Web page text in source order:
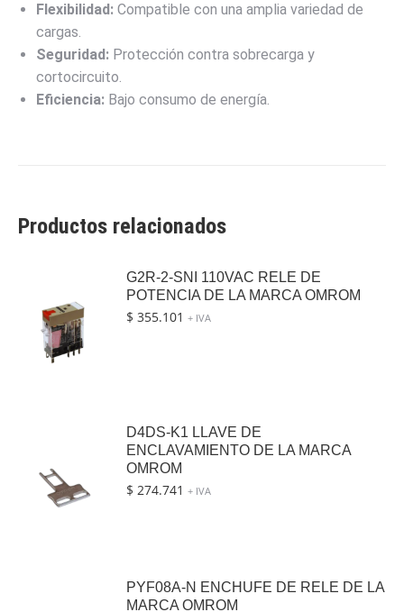
Flexibilidad: Compatible con una amplia variedad de
cargas.
Seguridad: Protección contra sobrecarga y
cortocircuito.
Eficiencia: Bajo consumo de energía.
Productos relacionados
G2R-2-SNI 110VAC RELE DE
POTENCIA DE LA MARCA OMROM
$ 355.101 + IVA
D4DS-K1 LLAVE DE
ENCLAVAMIENTO DE LA MARCA
OMROM
$ 274.741 + IVA
PYF08A-N ENCHUFE DE RELE DE LA
MARCA OMROM